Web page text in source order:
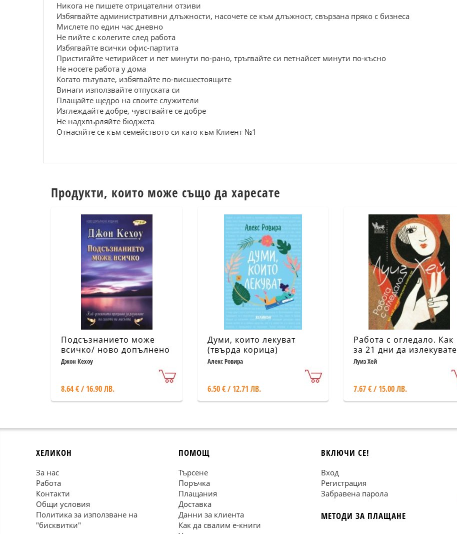
Никога не пишете отрицателни отзиви
Избягвайте административни длъжности, насочете се към длъжност, свързана пряко с бизнеса
Мислете по един час дневно
Не пийте с колегите след работа
Избягвайте всички офис-партита
Пристигайте четирийсет и пет минути по-рано, тръгвайте си петнайсет минути по-късно
Не носете работа у дома
Когато пътувате, избягвайте по-висшестоящите
Винаги използвайте отпуската си
Плащайте щедро на своите служители
Изглеждайте добре, чувствайте се добре
Не надхвърляйте бюджета
Отнасяйте се към семейството си като към Клиент №1
Продукти, които може също да харесате
Подсъзнанието може
всичко/ ново допълнено
издание
Джон Кехоу
8.64 € / 16.90 ЛВ.
Думи, които лекуват
(твърда корица)
Алекс Ровира
6.50 € / 12.71 ЛВ.
Работа с огледало. Как
за 21 дни да излекувате
живота си
Луиз Хей
7.67 € / 15.00 ЛВ.
ХЕЛИКОН
За нас
Работа
Контакти
Общи условия
Политика за използване на
"бисквитки"
ПОМОЩ
Търсене
Поръчка
Плащания
Доставка
Данни за клиента
Как да свалим е-книги
ВКЛЮЧИ СЕ!
Вход
Регистрация
Забравена парола
МЕТОДИ ЗА ПЛАЩАНЕ